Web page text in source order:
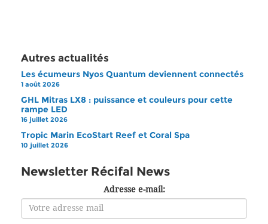
Autres actualités
Les écumeurs Nyos Quantum deviennent connectés
1 août 2026
GHL Mitras LX8 : puissance et couleurs pour cette
rampe LED
16 juillet 2026
Tropic Marin EcoStart Reef et Coral Spa
10 juillet 2026
Newsletter Récifal News
Adresse e-mail: